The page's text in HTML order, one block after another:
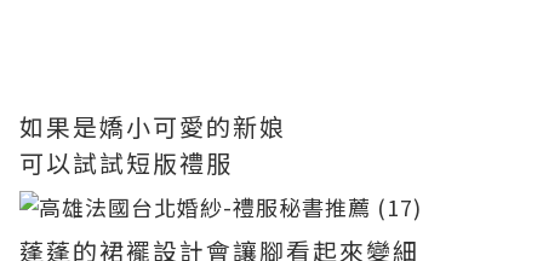
如果是嬌小可愛的新娘
可以試試短版禮服
蓬蓬的裙襬設計會讓腳看起來變細